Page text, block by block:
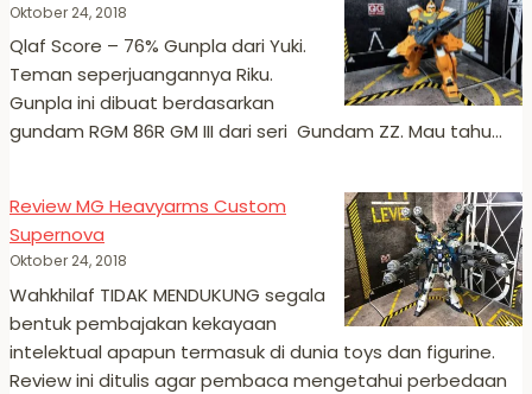
Oktober 24, 2018
Qlaf Score – 76% Gunpla dari Yuki.
Teman seperjuangannya Riku.
Gunpla ini dibuat berdasarkan
gundam RGM 86R GM III dari seri Gundam ZZ. Mau tahu…
Review MG Heavyarms Custom
Supernova
Oktober 24, 2018
Wahkhilaf TIDAK MENDUKUNG segala
bentuk pembajakan kekayaan
intelektual apapun termasuk di dunia toys dan figurine.
Review ini ditulis agar pembaca mengetahui perbedaan